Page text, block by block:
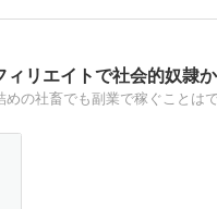
ィリエイトで社会的奴隷
の社畜でも副業で稼ぐことは